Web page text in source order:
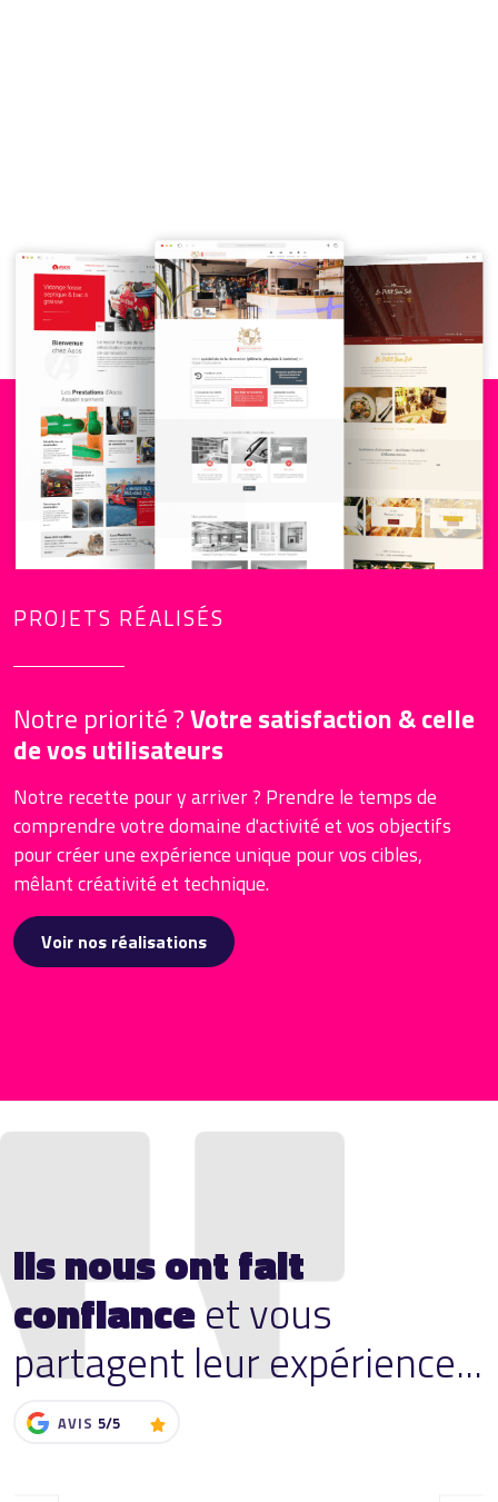
PROJETS RÉALISÉS
Notre priorité ?Votre satisfaction & celle
de vos utilisateurs
Notre recette pour y arriver ? Prendre le temps de
comprendre votre domaine d'activité et vos objectifs
pour créer une expérience unique pour vos cibles,
mêlant créativité et technique.
Voir nos réalisations
Ils nous ont fait
confianceet vous
partagent leur expérience...
AVIS 5/5